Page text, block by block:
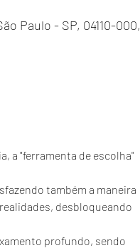
Paulo - SP, 04110-000,
a "ferramenta de escolha"
também a maneira
desbloqueando
profundo, sendo